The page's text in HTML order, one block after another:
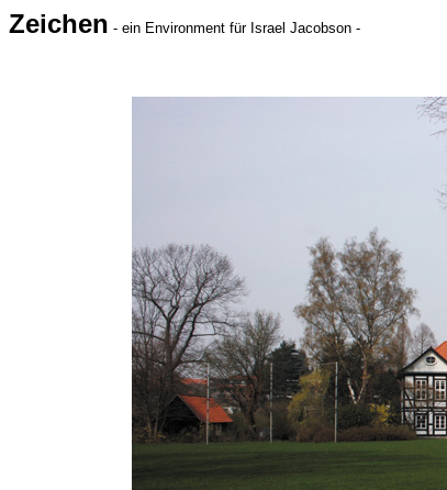
Zeichen - ein Environment für Israel Jacobson -